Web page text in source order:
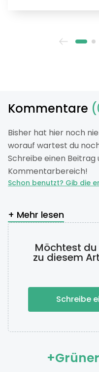
Kommentare
Bisher hat hier noch
worauf wartest du
Schreibe einen
Kommentarbereich!
Schon benutzt? Gib die
+ Mehr lesen
Möchtest
zu diesem
Schreibe
+Grüner